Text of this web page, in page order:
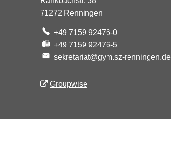
71272 Renningen
+49 7159 92476-0
+49 7159 92476-5
sekretariat@gym.sz-renningen.de
Groupwise